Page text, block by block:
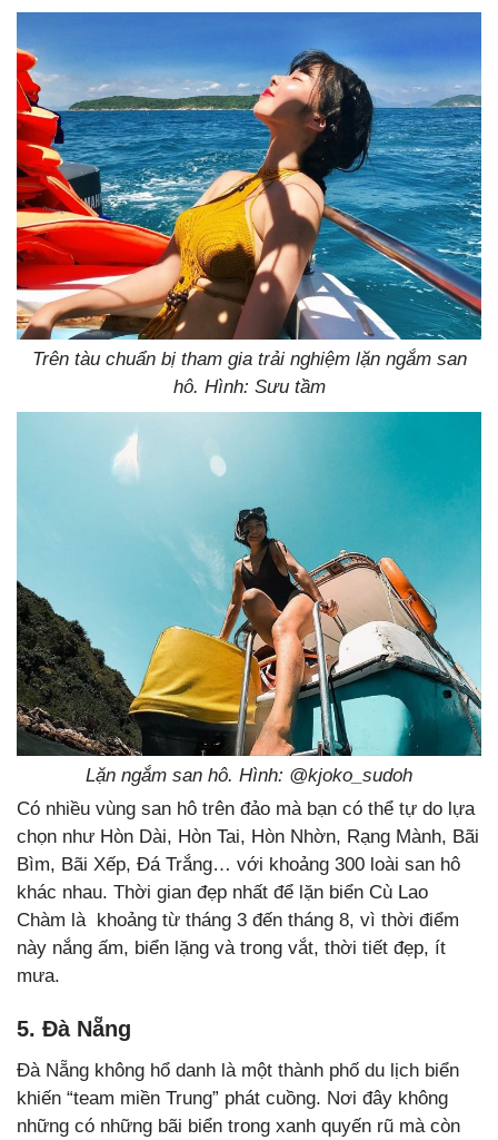
Trên tàu chuẩn bị tham gia trải nghiệm lặn ngắm san
hô. Hình: Sưu tầm
Lặn ngắm san hô. Hình: @kjoko_sudoh
Có nhiều vùng san hô trên đảo mà bạn có thể tự do lựa
chọn như Hòn Dài, Hòn Tai, Hòn Nhờn, Rạng Mành, Bãi
Bìm, Bãi Xếp, Đá Trắng… với khoảng 300 loài san hô
khác nhau. Thời gian đẹp nhất để lặn biển Cù Lao
Chàm là khoảng từ tháng 3 đến tháng 8, vì thời điểm
này nắng ấm, biển lặng và trong vắt, thời tiết đẹp, ít
mưa.
5. Đà Nẵng
Đà Nẵng không hổ danh là một thành phố du lịch biển
khiến “team miền Trung” phát cuồng. Nơi đây không
những có những bãi biển trong xanh quyến rũ mà còn